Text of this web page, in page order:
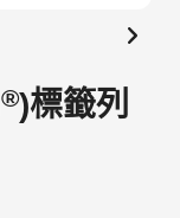
®)標籤列